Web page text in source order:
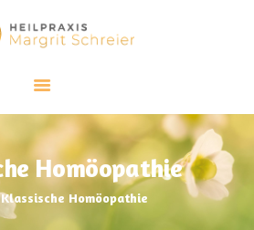
Homöopathie
Klassische Homöopathie
MARGRIT SCHREIER
Homöopathie und Meditation
HOMÖOPATHIE